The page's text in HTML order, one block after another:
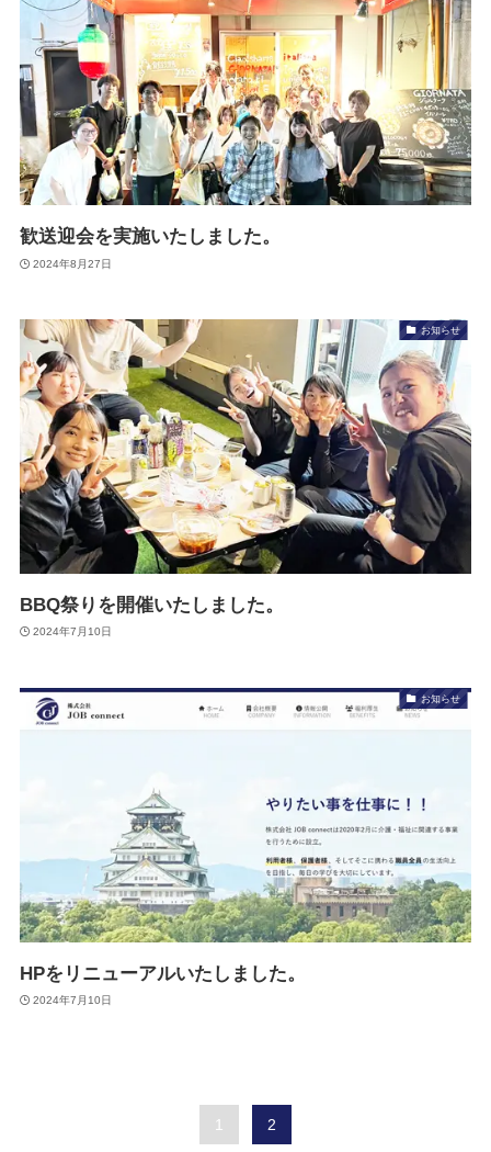
歓送迎会を実施いたしました。
2024年8月27日
お知らせ
BBQ祭りを開催いたしました。
2024年7月10日
お知らせ
HPをリニューアルいたしました。
2024年7月10日
1 2